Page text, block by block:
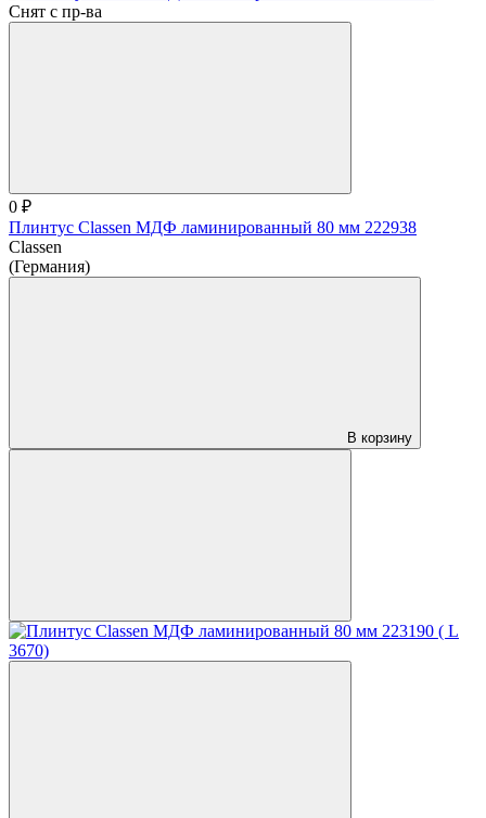
Снят с пр-ва
0 ₽
Плинтус Classen МДФ ламинированный 80 мм 222938
Classen
(Германия)
В корзину